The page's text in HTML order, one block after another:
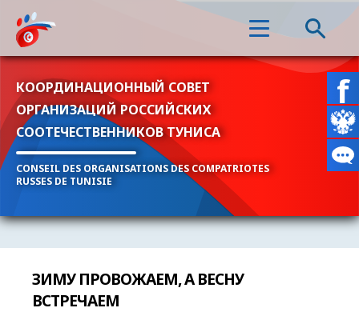
КООРДИНАЦИОННЫЙ СОВЕТ
ОРГАНИЗАЦИЙ РОССИЙСКИХ
СООТЕЧЕСТВЕННИКОВ ТУНИСА
CONSEIL DES ORGANISATIONS DES COMPATRIOTES
RUSSES DE TUNISIE
ЗИМУ ПРОВОЖАЕМ, А ВЕСНУ
ВСТРЕЧАЕМ